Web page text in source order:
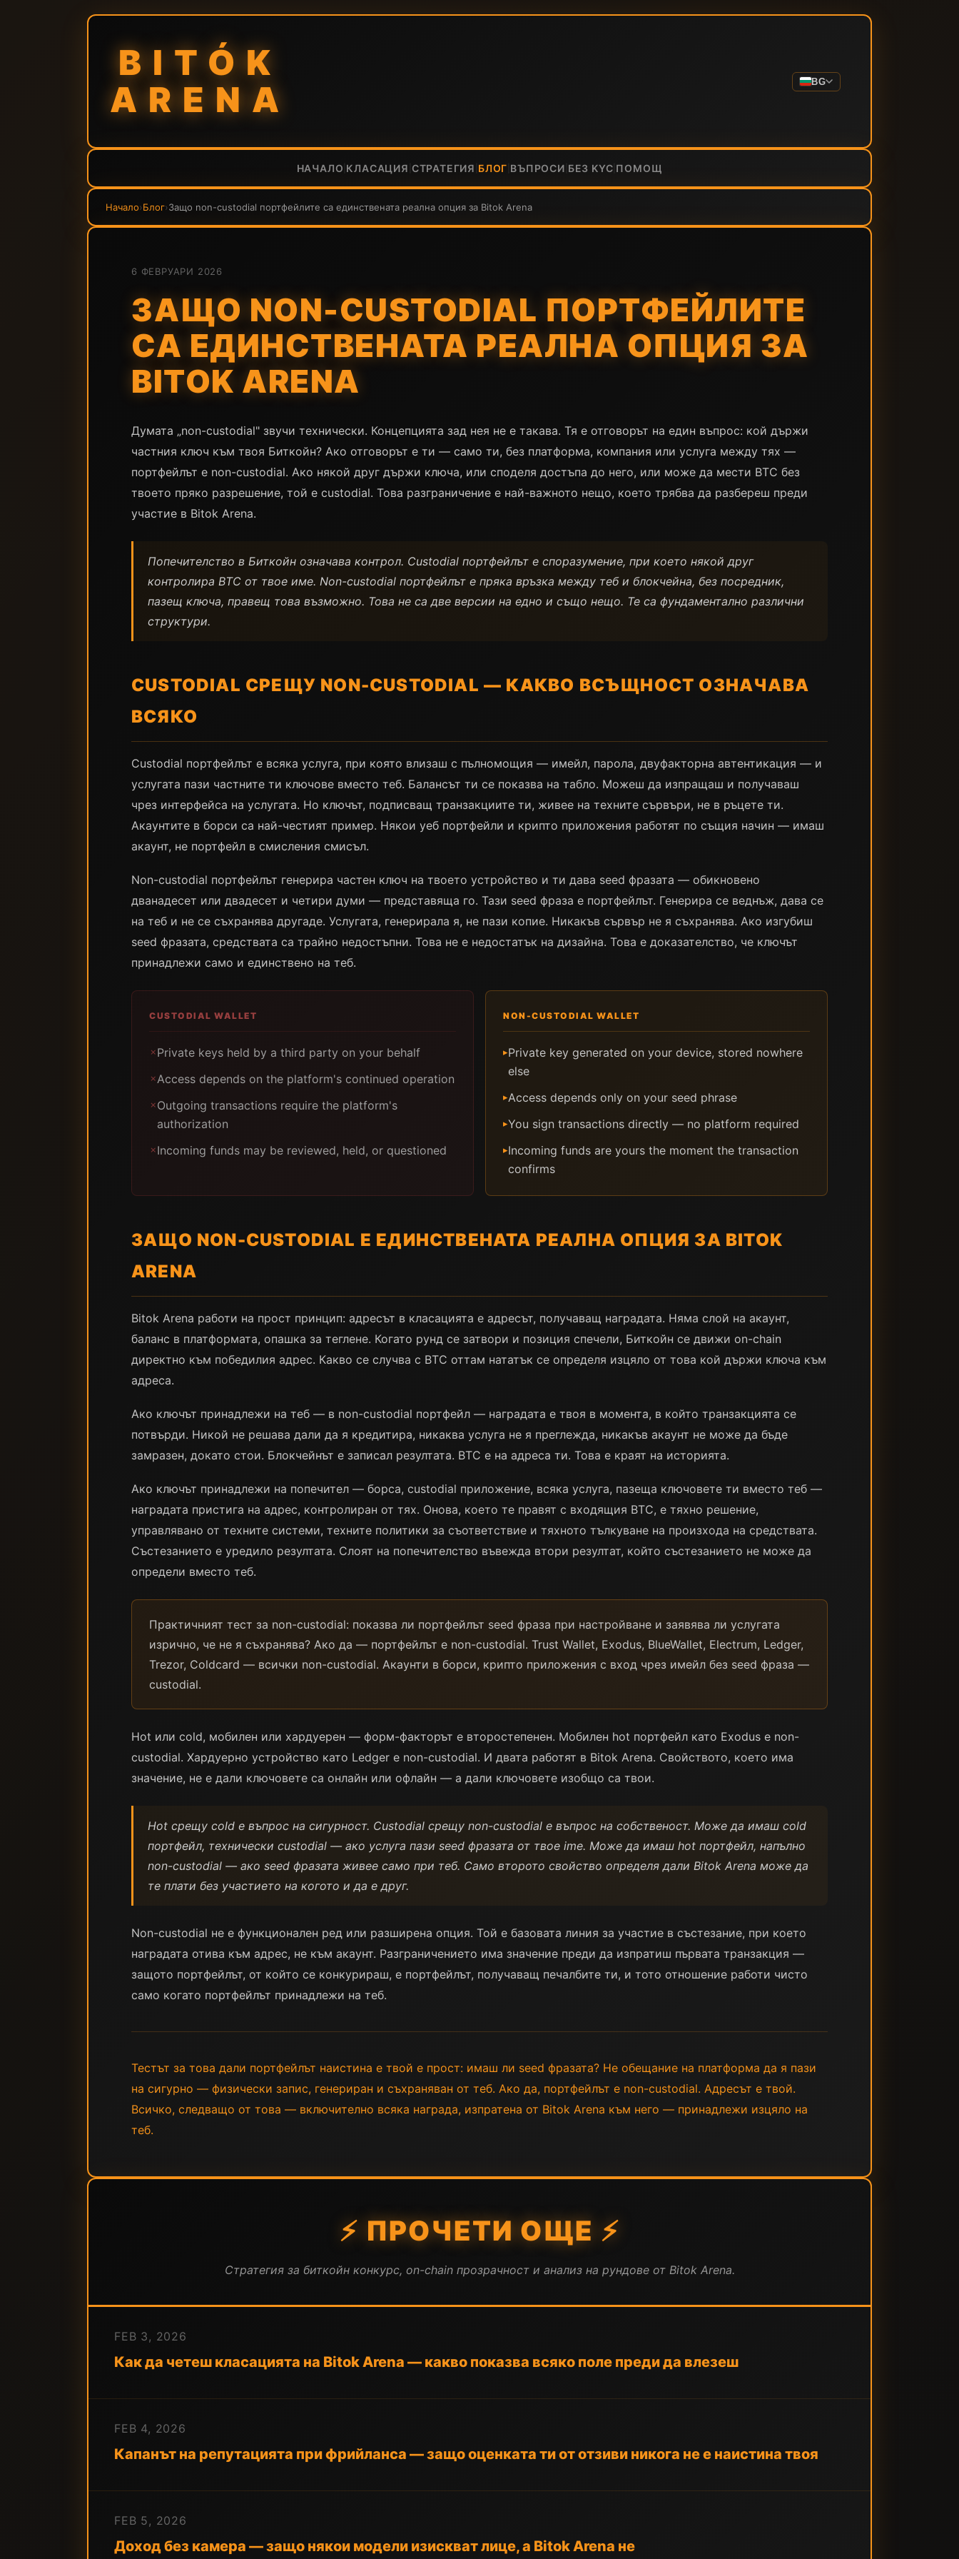
BITÓK
ARENA
BG
НАЧАЛО КЛАСАЦИЯ СТРАТЕГИЯ БЛОГ ВЪПРОСИ БЕЗ KYC ПОМОЩ
Начало›Блог›Защо non-custodial портфейлите са единствената реална опция за Bitok Arena
6 ФЕВРУАРИ 2026
ЗАЩО NON-CUSTODIAL ПОРТФЕЙЛИТЕ
СА ЕДИНСТВЕНАТА РЕАЛНА ОПЦИЯ ЗА
BITOK ARENA
Думата „non-custodial" звучи технически. Концепцията зад нея не е такава. Тя е отговорът на един въпрос: кой държи
частния ключ към твоя Биткойн? Ако отговорът е ти — само ти, без платформа, компания или услуга между тях —
портфейлът е non-custodial. Ако някой друг държи ключа, или споделя достъпа до него, или може да мести BTC без
твоето пряко разрешение, той е custodial. Това разграничение е най-важното нещо, което трябва да разбереш преди
участие в Bitok Arena.
Попечителство в Биткойн означава контрол. Custodial портфейлът е споразумение, при което някой друг
контролира BTC от твое име. Non-custodial портфейлът е пряка връзка между теб и блокчейна, без посредник,
пазещ ключа, правещ това възможно. Това не са две версии на едно и също нещо. Те са фундаментално различни
структури.
CUSTODIAL СРЕЩУ NON-CUSTODIAL — КАКВО ВСЪЩНОСТ ОЗНАЧАВА
ВСЯКО
Custodial портфейлът е всяка услуга, при която влизаш с пълномощия — имейл, парола, двуфакторна автентикация — и
услугата пази частните ти ключове вместо теб. Балансът ти се показва на табло. Можеш да изпращаш и получаваш
чрез интерфейса на услугата. Но ключът, подписващ транзакциите ти, живее на техните сървъри, не в ръцете ти.
Акаунтите в борси са най-честият пример. Някои уеб портфейли и крипто приложения работят по същия начин — имаш
акаунт, не портфейл в смисления смисъл.
Non-custodial портфейлът генерира частен ключ на твоето устройство и ти дава seed фразата — обикновено
дванадесет или двадесет и четири думи — представяща го. Тази seed фраза е портфейлът. Генерира се веднъж, дава се
на теб и не се съхранява другаде. Услугата, генерирала я, не пази копие. Никакъв сървър не я съхранява. Ако изгубиш
seed фразата, средствата са трайно недостъпни. Това не е недостатък на дизайна. Това е доказателство, че ключът
принадлежи само и единствено на теб.
CUSTODIAL WALLET
✗Private keys held by a third party on your behalf
✗Access depends on the platform's continued operation
✗Outgoing transactions require the platform's
authorization
✗Incoming funds may be reviewed, held, or questioned
NON-CUSTODIAL WALLET
▸Private key generated on your device, stored nowhere
else
▸Access depends only on your seed phrase
▸You sign transactions directly — no platform required
▸Incoming funds are yours the moment the transaction
confirms
ЗАЩО NON-CUSTODIAL Е ЕДИНСТВЕНАТА РЕАЛНА ОПЦИЯ ЗА BITOK
ARENA
Bitok Arena работи на прост принцип: адресът в класацията е адресът, получаващ наградата. Няма слой на акаунт,
баланс в платформата, опашка за теглене. Когато рунд се затвори и позиция спечели, Биткойн се движи on-chain
директно към победилия адрес. Какво се случва с BTC оттам нататък се определя изцяло от това кой държи ключа към
адреса.
Ако ключът принадлежи на теб — в non-custodial портфейл — наградата е твоя в момента, в който транзакцията се
потвърди. Никой не решава дали да я кредитира, никаква услуга не я преглежда, никакъв акаунт не може да бъде
замразен, докато стои. Блокчейнът е записал резултата. BTC е на адреса ти. Това е краят на историята.
Ако ключът принадлежи на попечител — борса, custodial приложение, всяка услуга, пазеща ключовете ти вместо теб —
наградата пристига на адрес, контролиран от тях. Онова, което те правят с входящия BTC, е тяхно решение,
управлявано от техните системи, техните политики за съответствие и тяхното тълкуване на произхода на средствата.
Състезанието е уредило резултата. Слоят на попечителство въвежда втори резултат, който състезанието не може да
определи вместо теб.
Практичният тест за non-custodial: показва ли портфейлът seed фраза при настройване и заявява ли услугата
изрично, че не я съхранява? Ако да — портфейлът е non-custodial. Trust Wallet, Exodus, BlueWallet, Electrum, Ledger,
Trezor, Coldcard — всички non-custodial. Акаунти в борси, крипто приложения с вход чрез имейл без seed фраза —
custodial.
Hot или cold, мобилен или хардуерен — форм-факторът е второстепенен. Мобилен hot портфейл като Exodus е non-
custodial. Хардуерно устройство като Ledger е non-custodial. И двата работят в Bitok Arena. Свойството, което има
значение, не е дали ключовете са онлайн или офлайн — а дали ключовете изобщо са твои.
Hot срещу cold е въпрос на сигурност. Custodial срещу non-custodial е въпрос на собственост. Може да имаш cold
портфейл, технически custodial — ако услуга пази seed фразата от твое ime. Може да имаш hot портфейл, напълно
non-custodial — ако seed фразата живее само при теб. Само второто свойство определя дали Bitok Arena може да
те плати без участието на когото и да е друг.
Non-custodial не е функционален ред или разширена опция. Той е базовата линия за участие в състезание, при което
наградата отива към адрес, не към акаунт. Разграничението има значение преди да изпратиш първата транзакция —
защото портфейлът, от който се конкурираш, е портфейлът, получаващ печалбите ти, и тото отношение работи чисто
само когато портфейлът принадлежи на теб.
Тестът за това дали портфейлът наистина е твой е прост: имаш ли seed фразата? Не обещание на платформа да я пази
на сигурно — физически запис, генериран и съхраняван от теб. Ако да, портфейлът е non-custodial. Адресът е твой.
Всичко, следващо от това — включително всяка награда, изпратена от Bitok Arena към него — принадлежи изцяло на
теб.
⚡ ПРОЧЕТИ ОЩЕ ⚡
Стратегия за биткойн конкурс, on-chain прозрачност и анализ на рундове от Bitok Arena.
FEB 3, 2026
Как да четеш класацията на Bitok Arena — какво показва всяко поле преди да влезеш
FEB 4, 2026
Капанът на репутацията при фрийланса — защо оценката ти от отзиви никога не е наистина твоя
FEB 5, 2026
Доход без камера — защо някои модели изискват лице, а Bitok Arena не